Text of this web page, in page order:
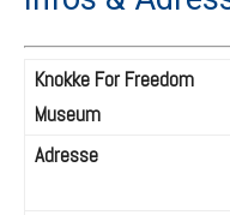
Knokke For Freedom
Museum
Adresse